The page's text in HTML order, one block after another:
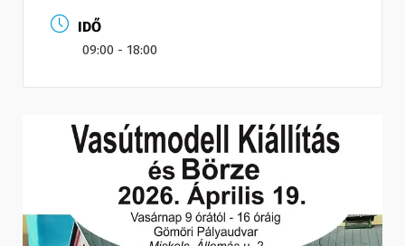
IDŐ
09:00 - 18:00